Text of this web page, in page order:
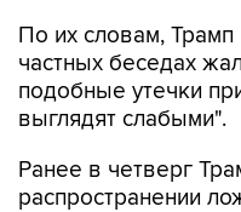
По их словам,
частных беседах
подобные утечки
выглядят слабыми".
Ранее в четверг
распространении